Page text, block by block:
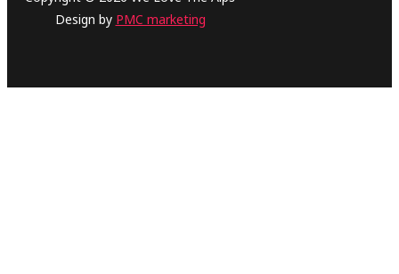
Design by PMC marketing